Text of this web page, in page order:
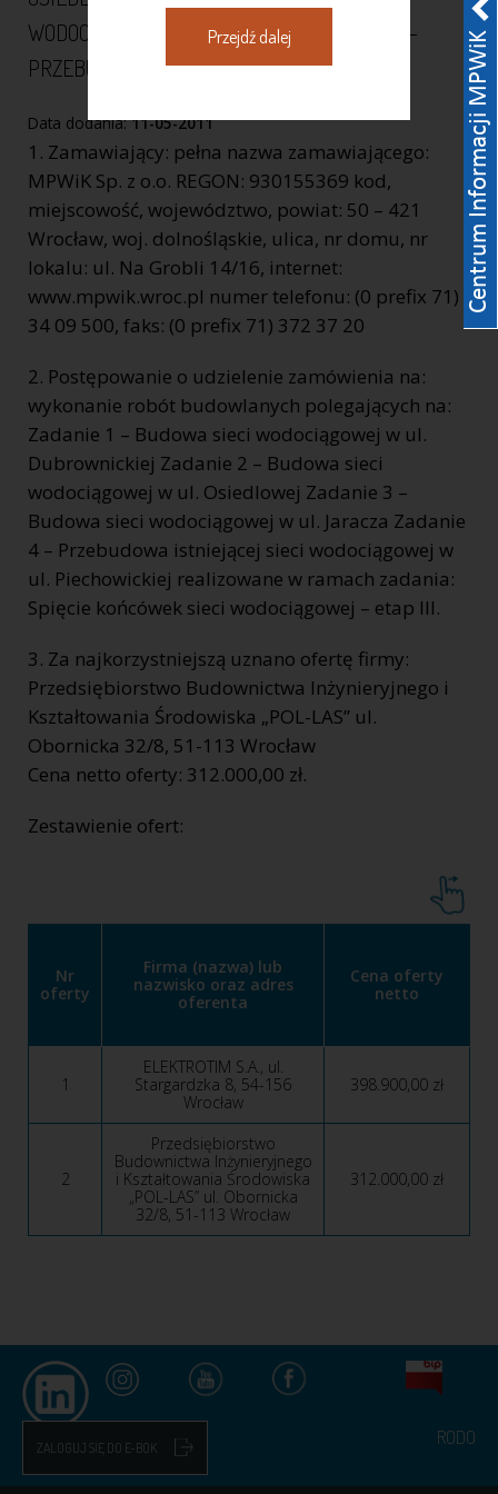
WODOCIĄGOWEJ W UL. JARACZA ZADANIE 4 –
PRZEBUDOWA …
Data dodania:11-05-2011
1. Zamawiający: pełna nazwa zamawiającego:
MPWiK Sp. z o.o. REGON: 930155369 kod,
miejscowość, województwo, powiat: 50 – 421
Wrocław, woj. dolnośląskie, ulica, nr domu, nr
lokalu: ul. Na Grobli 14/16, internet:
www.mpwik.wroc.pl numer telefonu: (0 prefix 71)
34 09 500, faks: (0 prefix 71) 372 37 20
2. Postępowanie o udzielenie zamówienia na:
wykonanie robót budowlanych polegających na:
Zadanie 1 – Budowa sieci wodociągowej w ul.
Dubrownickiej Zadanie 2 – Budowa sieci
wodociągowej w ul. Osiedlowej Zadanie 3 –
Budowa sieci wodociągowej w ul. Jaracza Zadanie
4 – Przebudowa istniejącej sieci wodociągowej w
ul. Piechowickiej realizowane w ramach zadania:
Spięcie końcówek sieci wodociągowej – etap III.
3. Za najkorzystniejszą uznano ofertę firmy:
Przedsiębiorstwo Budownictwa Inżynieryjnego i
Kształtowania Środowiska „POL-LAS” ul.
Obornicka 32/8, 51-113 Wrocław
Cena netto oferty: 312.000,00 zł.
Zestawienie ofert:
Nr
oferty
Firma (nazwa) lub
nazwisko oraz adres
oferenta
Cena oferty
netto
1
ELEKTROTIM S.A., ul.
Stargardzka 8, 54-156
Wrocław
398.900,00 zł
2
Przedsiębiorstwo
Budownictwa Inżynieryjnego
i Kształtowania Środowiska
„POL-LAS” ul. Obornicka
32/8, 51-113 Wrocław
312.000,00 zł
Przejdź dalej
ZALOGUJ SIĘ DO E-BOK RODO